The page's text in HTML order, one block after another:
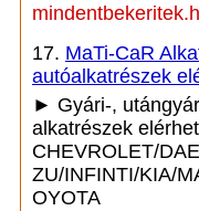
17. MaTi-CaR
autóalkatrészek
► Gyári-,
alkatrészek
CHEVROLET/
ZU/INFINTI/KIA/
OYOTA